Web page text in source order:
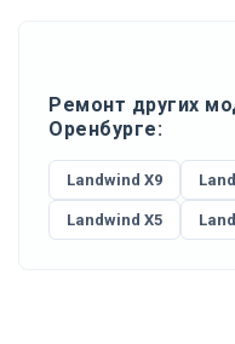
Ремонт других
Оренбурге:
Landwind Х9
Landwind X5